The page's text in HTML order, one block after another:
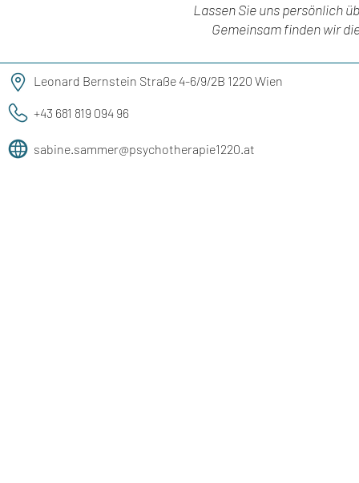
Lassen Sie uns persönlich
Gemeinsam finden wir
Leonard Bernstein Straße 4-6/9/2B 1220 Wien
+43 681 819 094 96
sabine.sammer@psychotherapie1220.at